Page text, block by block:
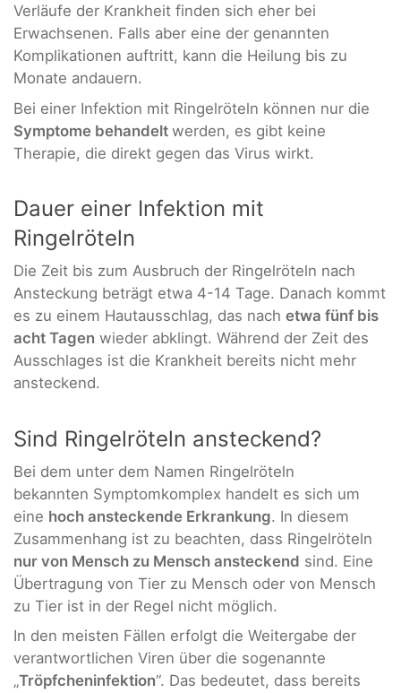
Verläufe der Krankheit finden sich eher bei
Erwachsenen. Falls aber eine der genannten
Komplikationen auftritt, kann die Heilung bis zu
Monate andauern.
Bei einer Infektion mit Ringelröteln können nur die
Symptome behandelt werden, es gibt keine
Therapie, die direkt gegen das Virus wirkt.
Dauer einer Infektion mit
Ringelröteln
Die Zeit bis zum Ausbruch der Ringelröteln nach
Ansteckung beträgt etwa 4-14 Tage. Danach kommt
es zu einem Hautausschlag, das nach etwa fünf bis
acht Tagen wieder abklingt. Während der Zeit des
Ausschlages ist die Krankheit bereits nicht mehr
ansteckend.
Sind Ringelröteln ansteckend?
Bei dem unter dem Namen Ringelröteln
bekannten Symptomkomplex handelt es sich um
eine hoch ansteckende Erkrankung. In diesem
Zusammenhang ist zu beachten, dass Ringelröteln
nur von Mensch zu Mensch ansteckend sind. Eine
Übertragung von Tier zu Mensch oder von Mensch
zu Tier ist in der Regel nicht möglich.
In den meisten Fällen erfolgt die Weitergabe der
verantwortlichen Viren über die sogenannte
„Tröpfcheninfektion“. Das bedeutet, dass bereits